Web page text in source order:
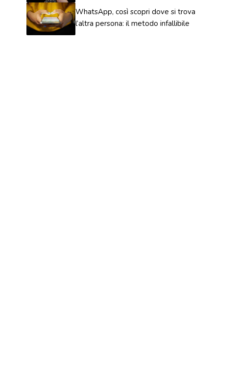
WhatsApp, così scopri dove si trova
l’altra persona: il metodo infallibile